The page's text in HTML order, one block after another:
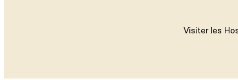
Visiter les